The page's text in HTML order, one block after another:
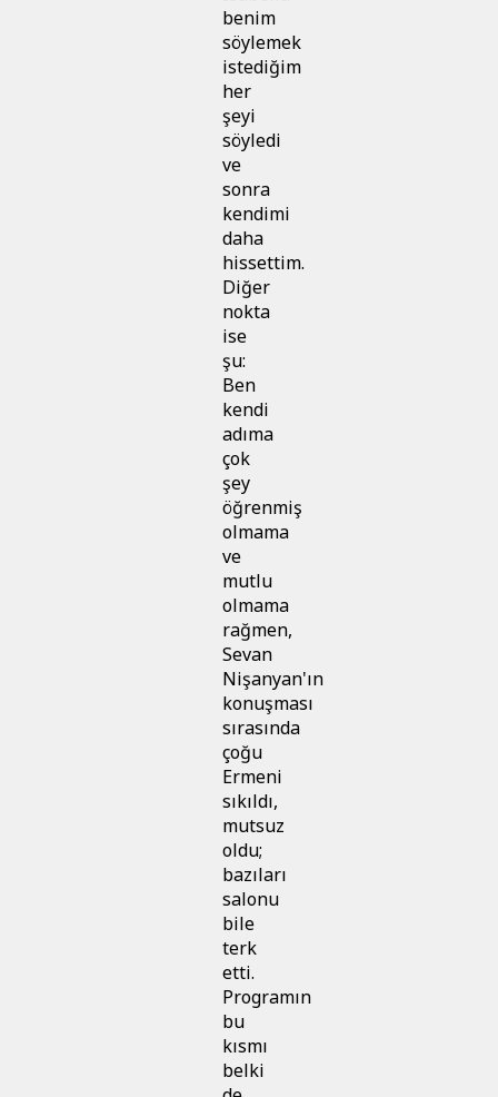
benim
söylemek
istediğim
her
şeyi
söyledi
ve
sonra
kendimi
daha
hissettim.
Diğer
nokta
ise
şu:
Ben
kendi
adıma
çok
şey
öğrenmiş
olmama
ve
mutlu
olmama
rağmen,
Sevan
Nişanyan'ın
konuşması
sırasında
çoğu
Ermeni
sıkıldı,
mutsuz
oldu;
bazıları
salonu
bile
terk
etti.
Programın
bu
kısmı
belki